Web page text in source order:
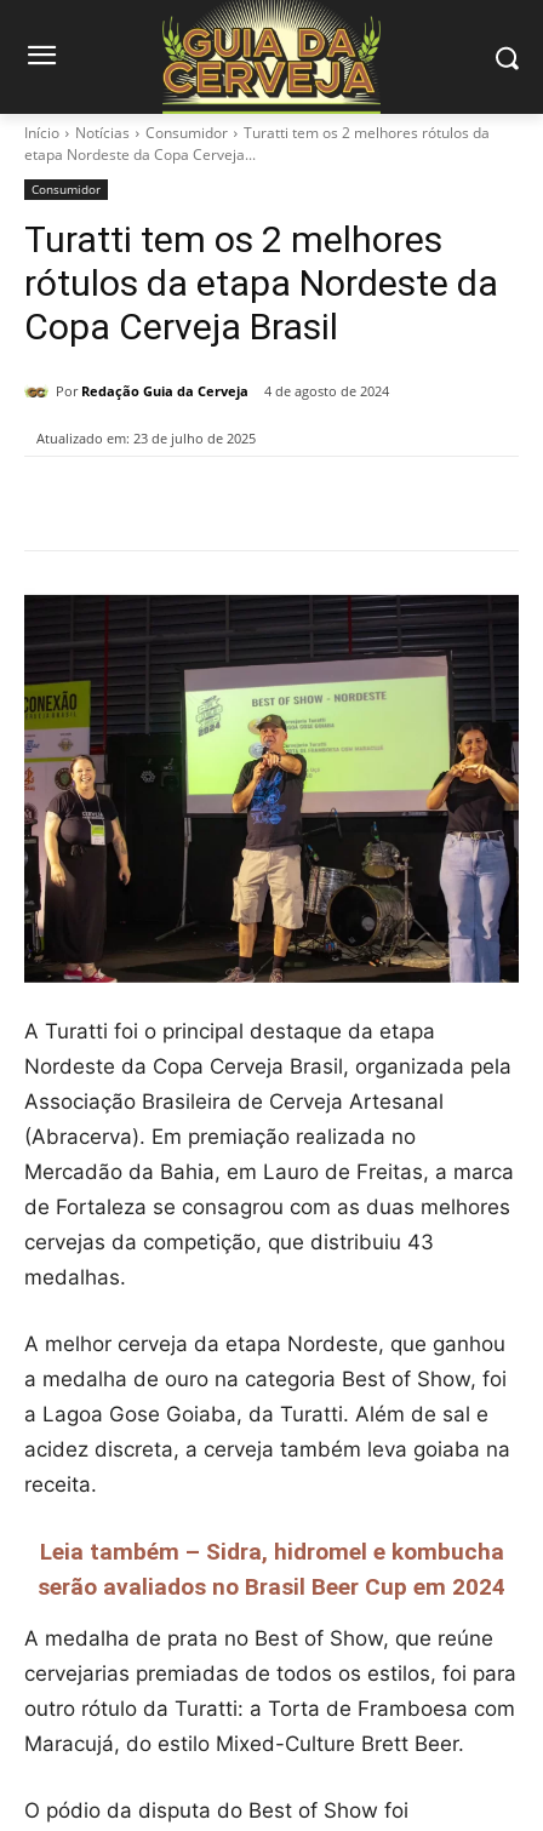
Início Notícias Consumidor
Turatti tem os 2 melhores rótulos da
etapa Nordeste da Copa Cerveja...
Consumidor
Turatti tem os 2 melhores
rótulos da etapa Nordeste da
Copa Cerveja Brasil
Por Redação Guia da Cerveja 4 de agosto de 2024
Atualizado em: 23 de julho de 2025
A Turatti foi o principal destaque da etapa
Nordeste da Copa Cerveja Brasil, organizada pela
Associação Brasileira de Cerveja Artesanal
(Abracerva). Em premiação realizada no
Mercadão da Bahia, em Lauro de Freitas, a marca
de Fortaleza se consagrou com as duas melhores
cervejas da competição, que distribuiu 43
medalhas.
A melhor cerveja da etapa Nordeste, que ganhou
a medalha de ouro na categoria Best of Show, foi
a Lagoa Gose Goiaba, da Turatti. Além de sal e
acidez discreta, a cerveja também leva goiaba na
receita.
Leia também – Sidra, hidromel e kombucha
serão avaliados no Brasil Beer Cup em 2024
A medalha de prata no Best of Show, que reúne
cervejarias premiadas de todos os estilos, foi para
outro rótulo da Turatti: a Torta de Framboesa com
Maracujá, do estilo Mixed-Culture Brett Beer.
O pódio da disputa do Best of Show foi